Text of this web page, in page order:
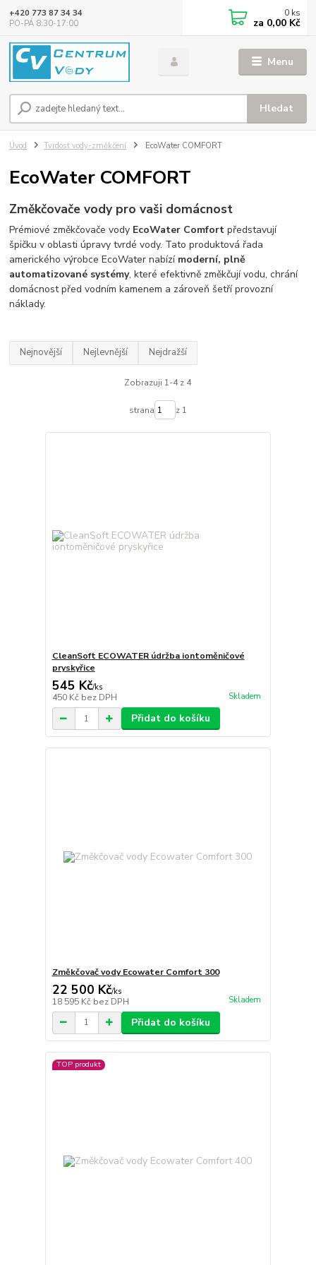
Menu
Hledat
+420 773 87 34 34
PO-PÁ 8:30-17:00
0 ks
za 0,00 Kč
Úvod Tvrdost vody-změkčení EcoWater COMFORT
EcoWater COMFORT
Změkčovače vody pro vaši domácnost
Prémiové změkčovače vody EcoWater Comfort představují
špičku v oblasti úpravy tvrdé vody. Tato produktová řada
amerického výrobce EcoWater nabízí moderní, plně
automatizované systémy, které efektivně změkčují vodu, chrání
domácnost před vodním kamenem a zároveň šetří provozní
náklady.
Nejnovější Nejlevnější Nejdražší
Zobrazuji 1-4 z 4
strana z 1
CleanSoft ECOWATER údržba iontoměničové
pryskyřice
545 Kč/ks
450 Kč bez DPH Skladem
Přidat do košíku
Změkčovač vody Ecowater Comfort 300
22 500 Kč/ks
18 595 Kč bez DPH Skladem
Přidat do košíku
TOP produkt